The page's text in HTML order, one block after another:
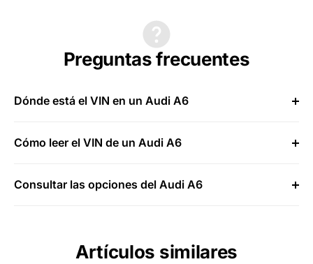
Preguntas frecuentes
Dónde está el VIN en un Audi A6
Cómo leer el VIN de un Audi A6
Consultar las opciones del Audi A6
Artículos similares